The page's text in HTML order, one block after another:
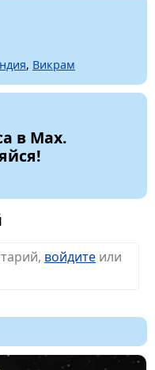
, Викрам
в Max.
войдите или